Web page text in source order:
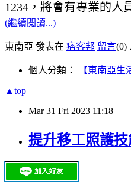
1234，將會有專業的人
(繼續閱讀...)
東南亞 發表在 痞客邦 留言(0)
個人分類： 【東南亞生
▲top
Mar 31 Fri 2023 11:18
提升移工照護